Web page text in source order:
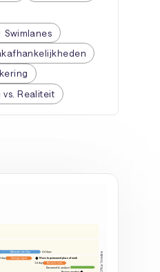
Swimlanes
vs. Realiteit